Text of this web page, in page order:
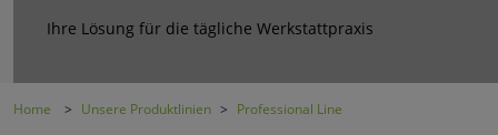
Ihre Lösung für die tägliche Werkstattpraxis
Home Unsere Produktlinien Professional Line